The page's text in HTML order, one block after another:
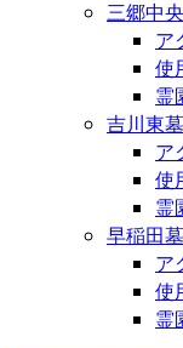
三郷中
ア
使
霊
吉川東
ア
使
霊
早稲田
ア
使
霊